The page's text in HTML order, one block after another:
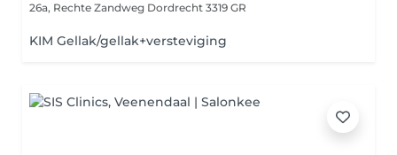
26a, Rechte Zandweg Dordrecht 3319 GR
KIM Gellak/gellak+versteviging